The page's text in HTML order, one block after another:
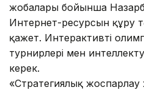
жобалары бойынша
Интернет-ресурсын құру
қажет. Интерактивті
турнирлері мен
керек.
«Стратегиялық